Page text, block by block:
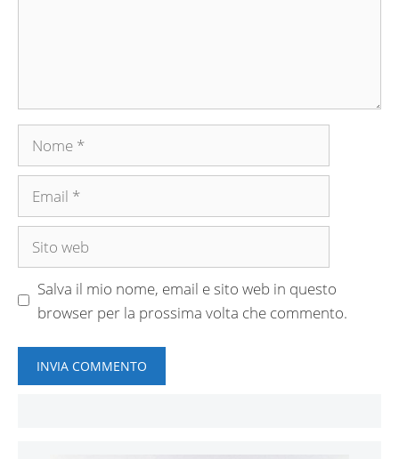
Nome
Email
Sito
Salva il mio nome, email e sito web in questo
browser per la prossima volta che commento.